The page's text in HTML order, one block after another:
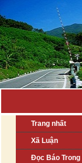
Trang nhất
Xã Luận
Đọc Báo